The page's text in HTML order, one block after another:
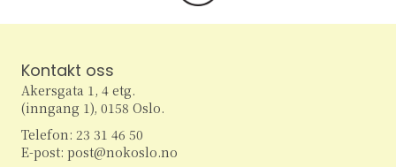
Kontakt oss
Akersgata 1, 4 etg.
(inngang 1), 0158 Oslo.
Telefon: 23 31 46 50
E-post: post@nokoslo.no